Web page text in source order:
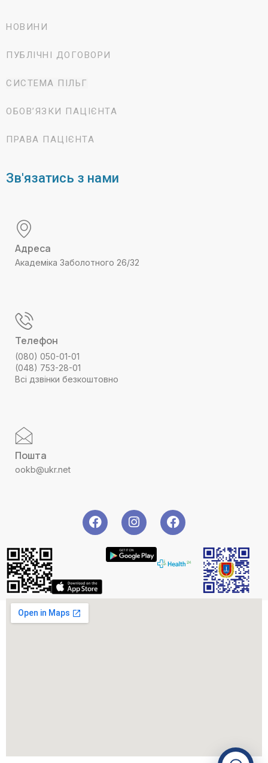
НОВИНИ
ПУБЛІЧНІ ДОГОВОРИ
СИСТЕМА ПІЛЬГ
ОБОВ’ЯЗКИ ПАЦІЄНТА
ПРАВА ПАЦІЄНТА
Зв'язатись з нами
Адреса
Академіка Заболотного 26/32
Телефон
(080) 050-01-01
(048) 753-28-01
Всі дзвінки безкоштовно
Пошта
ookb@ukr.net